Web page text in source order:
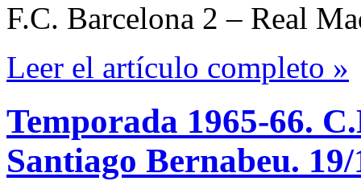
F.C. Barcelona 2 – Real
Leer el artículo completo »
Temporada 1965-66.
Santiago Bernabeu.